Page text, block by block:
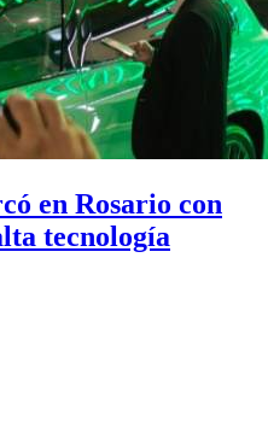
en Rosario con
tecnología